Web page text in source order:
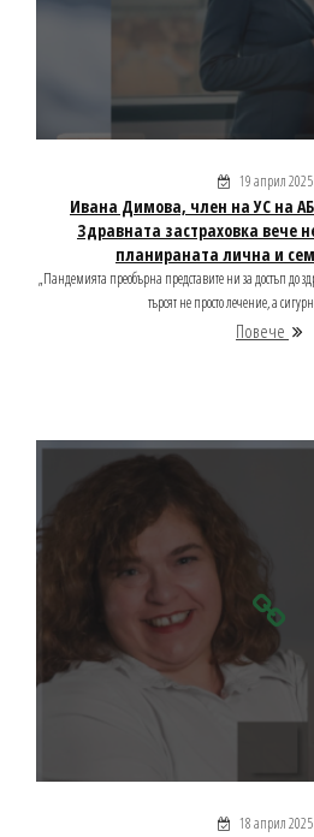
19 април 2025
Ивана Димова, член на УС на
Здравната застраховка вече
планираната лична и
„Пандемията преобърна представите ни за достъп до
търсят не просто лечение, а
Повече
18 април 2025